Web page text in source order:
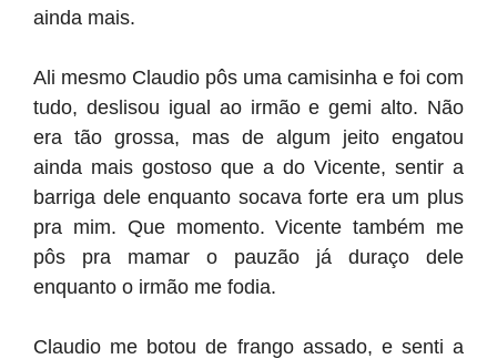
ainda mais.
Ali mesmo Claudio pôs uma camisinha e foi com
tudo, deslisou igual ao irmão e gemi alto. Não
era tão grossa, mas de algum jeito engatou
ainda mais gostoso que a do Vicente, sentir a
barriga dele enquanto socava forte era um plus
pra mim. Que momento. Vicente também me
pôs pra mamar o pauzão já duraço dele
enquanto o irmão me fodia.
Claudio me botou de frango assado, e senti a